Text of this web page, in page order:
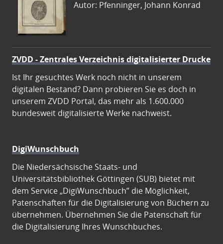
Autor: Pfenninger, Johann Konrad
ZVDD - Zentrales Verzeichnis digitalisierter Drucke
Ist Ihr gesuchtes Werk noch nicht in unserem
digitalen Bestand? Dann probieren Sie es doch in
unserem ZVDD Portal, das mehr als 1.600.000
bundesweit digitalisierte Werke nachweist.
DigiWunschbuch
Die Niedersächsische Staats- und
Universitätsbibliothek Göttingen (SUB) bietet mit
dem Service „DigiWunschbuch” die Möglichkeit,
Patenschaften für die Digitalisierung von Büchern zu
übernehmen. Übernehmen Sie die Patenschaft für
die Digitalisierung Ihres Wunschbuches.